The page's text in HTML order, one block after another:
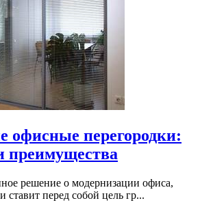
перегородки:
преимущества
решение о модернизации офиса,
ставит перед собой цель гр...